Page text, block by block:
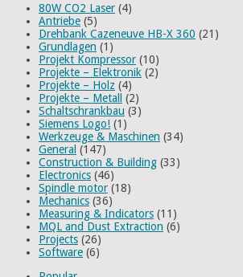
80W CO2 Laser (4)
Antriebe (5)
Drehbank Cazeneuve HB-X 360 (21)
Grundlagen (1)
Projekt Kompressor (10)
Projekte – Elektronik (2)
Projekte – Holz (4)
Projekte – Metall
(2)
Schaltschrankbau (3)
Siemens Logo! (1)
Werkzeuge & Maschinen (34)
General (147)
Construction & Building (33)
Electronics (46)
Spindle motor (18)
Mechanics (36)
Measuring & Indicators (11)
MQL and Dust Extraction (6)
Projects (26)
Software (6)